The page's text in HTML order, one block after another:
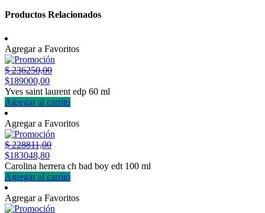
Productos Relacionados
Agregar a Favoritos
$ 236250,00
$189000,00
Yves saint laurent edp 60 ml
Agregar al carrito
Agregar a Favoritos
$ 228811,00
$183048,80
Carolina herrera ch bad boy edt 100 ml
Agregar al carrito
Agregar a Favoritos